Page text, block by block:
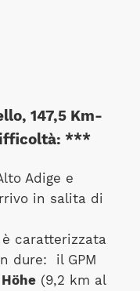
147,5 Km-
***
Adige e
in salita di
caratterizzata
dure: il GPM
(9,2 km al